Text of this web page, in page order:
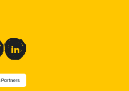
LinkedIn